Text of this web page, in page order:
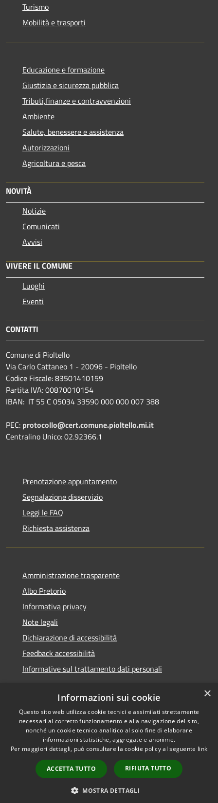
Turismo
Mobilità e trasporti
Educazione e formazione
Giustizia e sicurezza pubblica
Tributi,finanze e contravvenzioni
Ambiente
Salute, benessere e assistenza
Autorizzazioni
Agricoltura e pesca
NOVITÀ
Notizie
Comunicati
Avvisi
VIVERE IL COMUNE
Luoghi
Eventi
CONTATTI
Comune di Pioltello
Via Carlo Cattaneo 1 - 20096 - Pioltello
Codice Fiscale: 83501410159
Partita IVA: 00870010154
IBAN: IT 55 C 05034 33590 000 000 007 388
PEC: protocollo@cert.comune.pioltello.mi.it
Centralino Unico: 02.92366.1
Prenotazione appuntamento
Segnalazione disservizio
Leggi le FAQ
Richiesta assistenza
Amministrazione trasparente
Albo Pretorio
Informativa privacy
Note legali
Dichiarazione di accessibilità
Feedback accessibilità
Informative sul trattamento dati personali
RSS
Accessibilità
Cookie
Mappa del sito
Informativa trattamento
Copyright © 2026 • Comune di
Pioltello • Powered by
Municipium•Accesso
redazione
×
Informazioni sui cookie
Questo sito web utilizza cookie tecnici e assimilati strettamente
necessari al corretto funzionamento e alla navigazione del sito,
nonché un cookie tecnico analitico al solo fine di elaborare
informazioni statistiche, aggregate e anonime.
Per maggiori dettagli, può consultare la cookie policy al seguente link
ACCETTA TUTTO RIFIUTA TUTTO
MOSTRA DETTAGLI